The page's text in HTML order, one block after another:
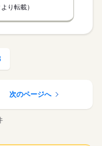
り転載）
次のページへ